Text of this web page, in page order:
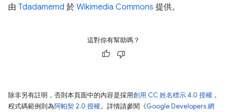
由 Tdadamemd 於 Wikimedia Commons 提供。
這對你有幫助嗎？
除非另有註明，否則本頁面中的內容是採用創用 CC 姓名標示 4.0 授權 ，
程式碼範例則為阿帕契 2.0 授權。詳情請參閱《Google Developers 網